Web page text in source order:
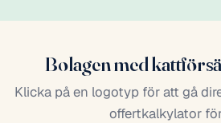
Bolagen med
Klicka på en logotyp för att gå
offertkalkylator